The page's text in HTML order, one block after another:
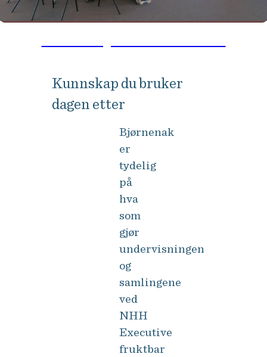
Kunnskap du bruker
dagen etter
Bjørnenak
er
tydelig
på
hva
som
gjør
undervisningen
og
samlingene
ved
NHH
Executive
fruktbar